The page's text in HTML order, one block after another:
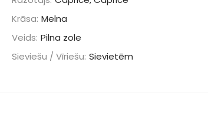
Krāsa: Melna
Veids: Pilna zole
Sieviešu / Vīriešu: Sievietēm